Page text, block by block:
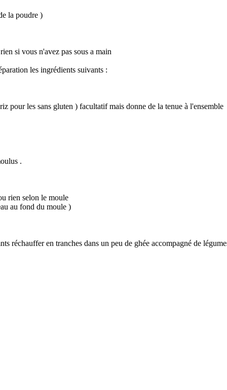
la poudre )
si vous n'avez pas sous a main
les ingrédients suivants :
pour les sans gluten ) facultatif mais donne de la tenue à l'ensemble
.
rien selon le moule
au fond du moule )
réchauffer en tranches dans un peu de ghée accompagné de